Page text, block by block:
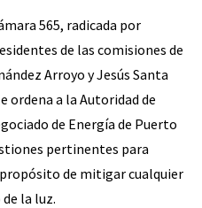
565, radicada por
de las comisiones de
Arroyo y Jesús Santa
ordena a la Autoridad de
de Energía de Puerto
pertinentes para
de mitigar cualquier
la luz.